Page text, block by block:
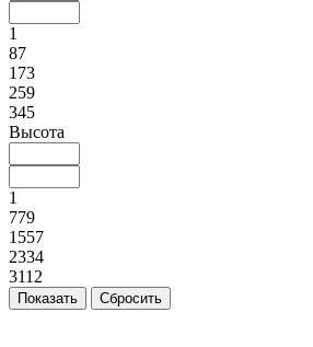
1
87
173
259
345
Высота
1
779
1557
2334
3112